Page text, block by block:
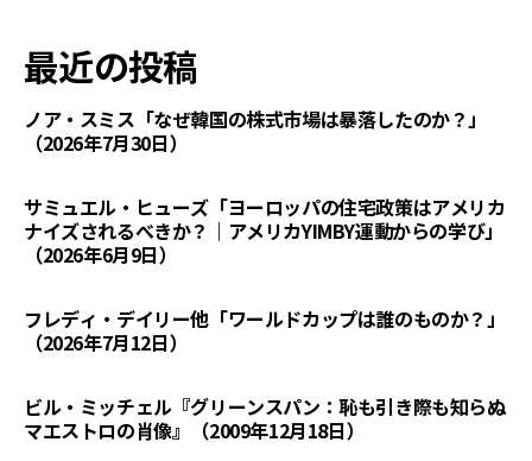
最近の投稿
ノア・スミス「なぜ韓国の株式市場は暴落したのか？」
（2026年7月30日）
サミュエル・ヒューズ「ヨーロッパの住宅政策はアメリカ
ナイズされるべきか？｜アメリカYIMBY運動からの学び」
（2026年6月9日）
フレディ・デイリー他「ワールドカップは誰のものか？」
（2026年7月12日）
ビル・ミッチェル『グリーンスパン：恥も引き際も知らぬ
マエストロの肖像』（2009年12月18日）